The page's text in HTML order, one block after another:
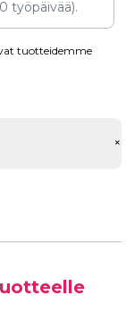
työpäivää).
tuotteidemme
+